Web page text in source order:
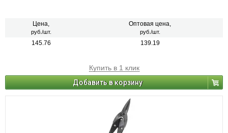
Цена,
руб./шт.
Оптовая цена,
руб./шт.
145.76 139.19
Купить в 1 клик
Добавить в корзину